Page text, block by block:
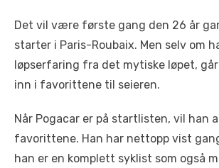
Det vil være første gang den 26 år
starter i Paris-Roubaix. Men selv om
løpserfaring fra det mytiske løpet,
inn i favorittene til seieren.
Når Pogacar er på startlisten, vil han
favorittene. Han har nettopp vist
han er en komplett syklist som også